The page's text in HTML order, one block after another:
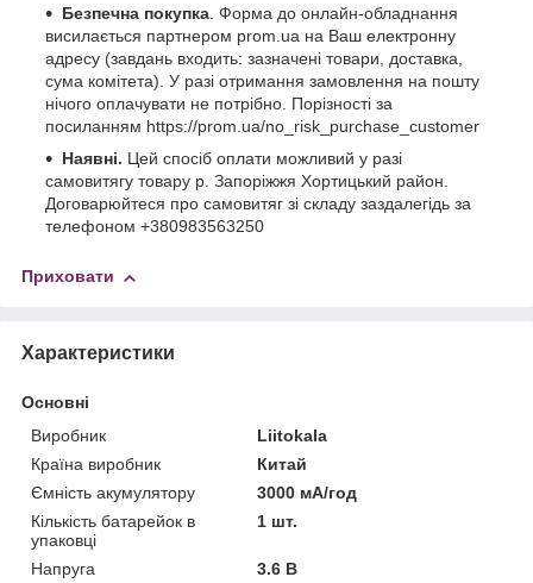
Безпечна покупка. Форма до онлайн-обладнання
висилається партнером prom.ua на Ваш електронну
адресу (завдань входить: зазначені товари, доставка,
сума комітета). У разі отримання замовлення на пошту
нічого оплачувати не потрібно. Порізності за
посиланням https://prom.ua/no_risk_purchase_customer
Наявні. Цей спосіб оплати можливий у разі
самовитягу товару р. Запоріжжя Хортицький район.
Договарюйтеся про самовитяг зі складу заздалегідь за
телефоном +380983563250
Приховати
Характеристики
Основні
Виробник
Liitokala
Країна виробник
Китай
Ємність акумулятору
3000 мА/год
Кількість батарейок в
упаковці
1 шт.
Напруга
3.6 В